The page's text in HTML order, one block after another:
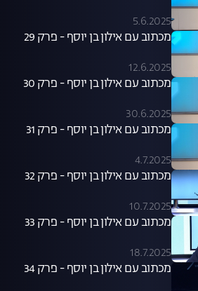
5.6.2025
מכתוב עם אילון בן יוסף - פרק 29
12.6.2025
מכתוב עם אילון בן יוסף - פרק 30
30.6.2025
מכתוב עם אילון בן יוסף - פרק 31
4.7.2025
מכתוב עם אילון בן יוסף - פרק 32
10.7.2025
מכתוב עם אילון בן יוסף - פרק 33
18.7.2025
מכתוב עם אילון בן יוסף - פרק 34